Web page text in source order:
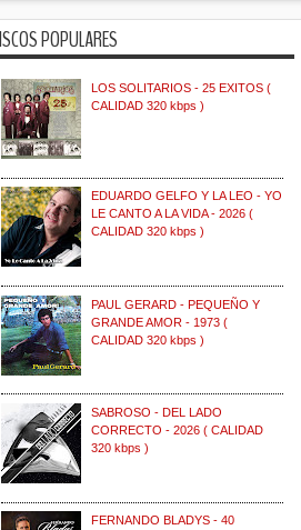
POPULARES
LOS SOLITARIOS - 25 EXITOS (
CALIDAD 320 kbps )
EDUARDO GELFO Y LA LEO - YO
LE CANTO A LA VIDA - 2026 (
CALIDAD 320 kbps )
PAUL GERARD - PEQUEÑO Y
GRANDE AMOR - 1973 (
CALIDAD 320 kbps )
SABROSO - DEL LADO
CORRECTO - 2026 ( CALIDAD
320 kbps )
FERNANDO BLADYS - 40